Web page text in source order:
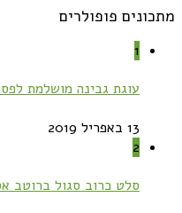
מתכונים פופולרים
1
עוגת גבינה מושלמת
13 באפריל 2019
2
סלט כרוב סגול ברוטב